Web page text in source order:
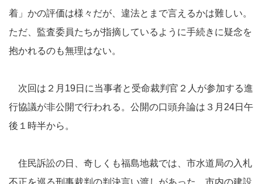
着」かの評価は様々だが、違法とまで言えるかは難しい。
ただ、監査委員たちが指摘しているように手続きに疑念を
抱かれるのも無理はない。
次回は２月19日に当事者と受命裁判官２人が参加する進
行協議が非公開で行われる。公開の口頭弁論は３月24日午
後１時半から。
住民訴訟の日、奇しくも福島地裁では、市水道局の入札
不正を巡る刑事裁判の判決言い渡しがあった。市内の建設